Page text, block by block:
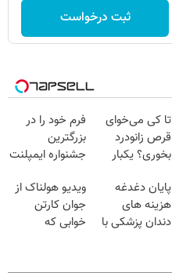
ثبت درخواست
تا کی می‌خوای
قرص زانودرد
بخوری؟ یکبار
کن
فرم خود را در
بزرگترین
جشنواره ایمپلنت
فقط ۲۵ میلیون
پایان دغدغه
هزینه های
دندان پزشکی با
ویدیو هولناک از
جوان کارتن
خوابی که